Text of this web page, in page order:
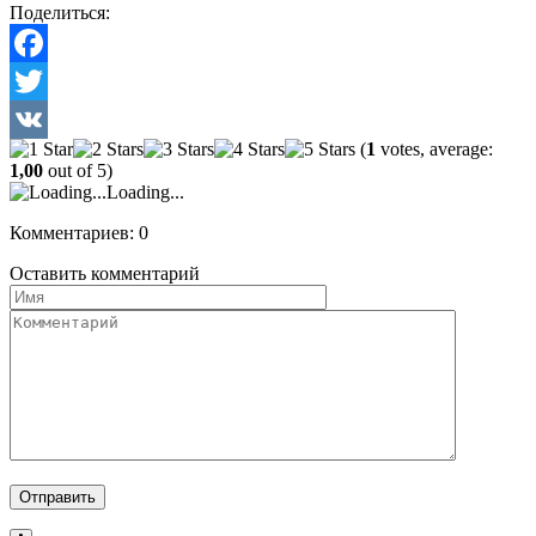
Поделиться:
Facebook
Twitter
VK
(1 votes, average:
1,00 out of 5)
Loading...
Комментариев: 0
Оставить комментарий